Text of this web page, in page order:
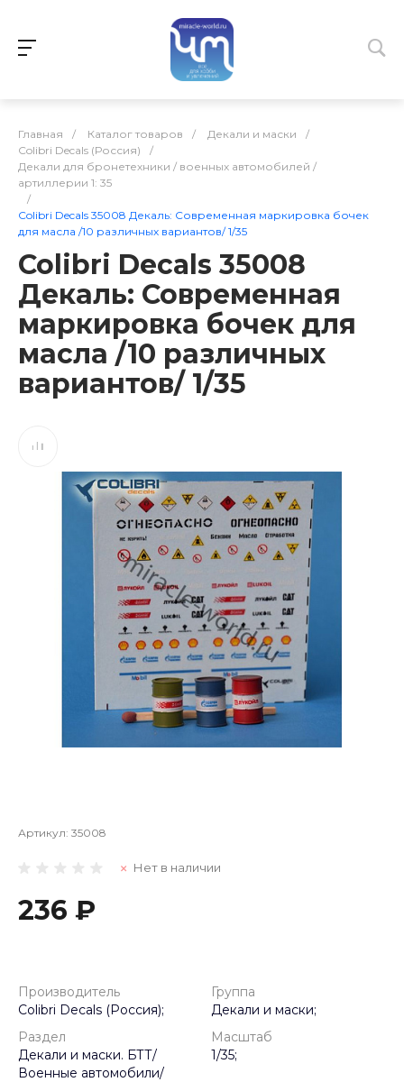
Главная / Каталог товаров / Декали и маски
/
Colibri Decals (Россия)
/
Декали для бронетехники / военных автомобилей /
артиллерии 1: 35
/
Colibri Decals 35008 Декаль: Современная маркировка бочек
для масла /10 различных вариантов/ 1/35
Colibri Decals 35008
Декаль: Современная
маркировка бочек для
масла /10 различных
вариантов/ 1/35
Артикул: 35008
Нет в наличии
236 ₽
Производитель
Colibri Decals (Россия);
Группа
Декали и маски;
Раздел
Декали и маски. БТТ/
Военные автомобили/
Масштаб
1/35;